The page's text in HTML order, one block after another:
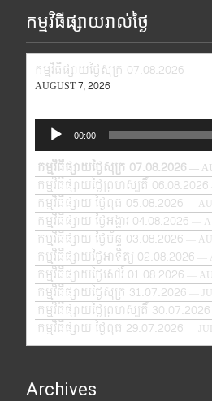
កម្មវិធីផ្សាយរាល់ថ្ងៃ
កម្មវិធីផ្សាយថ្ងៃសុក្រ 07.08.2026
AUGUST 7, 2026
Audio
Player
00:00
កម្មវិធីផ្សាយថ្ងៃសុក្រ 07.08.2026—
កម្មវិធីផ្សាយថ្ងៃព្រហស្បតិ៍ 06.08.2026
កម្មវិធីផ្សាយ ថ្ងៃពុធ 05.08.2026
—
កម្មវិធីផ្សាយ ថ្ងៃអង្គារ 04.08.2026
—
កម្មវិធីផ្សាយ ថ្ងៃច័ន្ទ 03.08.2026
—
កម្មវិធីផ្សាយថ្ងៃអាទិត្យ 02.08.2026
កម្មវិធីផ្សាយថ្ងៃសៅរ៍ 01.08.2026
—
កម្មវិធីផ្សាយថ្ងៃសុក្រ 31.07.2026
—
កម្មវិធីផ្សាយថ្ងៃព្រហស្បតិ៍ 30.07.2026
កម្មវិធីផ្សាយ ថ្ងៃពុធ 29.07.2026
—
Archives